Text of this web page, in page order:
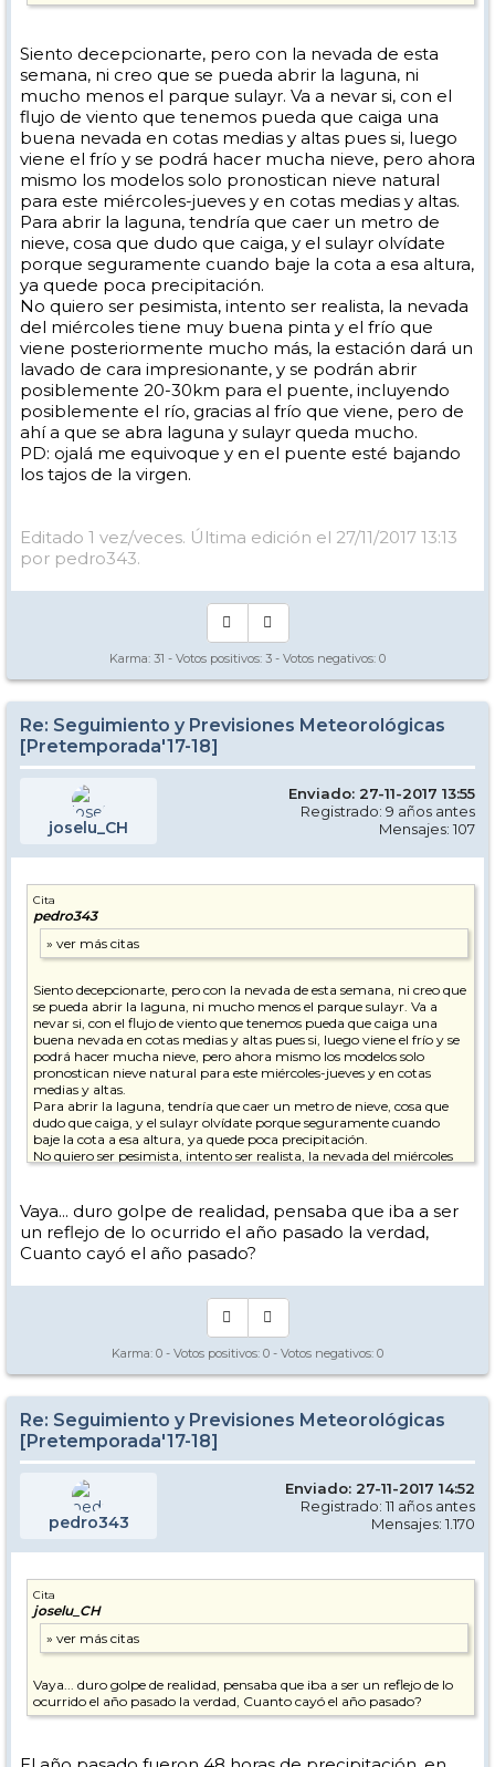
Siento decepcionarte, pero con la nevada de esta
semana, ni creo que se pueda abrir la laguna, ni
mucho menos el parque sulayr. Va a nevar si, con el
flujo de viento que tenemos pueda que caiga una
buena nevada en cotas medias y altas pues si, luego
viene el frío y se podrá hacer mucha nieve, pero ahora
mismo los modelos solo pronostican nieve natural
para este miércoles-jueves y en cotas medias y altas.
Para abrir la laguna, tendría que caer un metro de
nieve, cosa que dudo que caiga, y el sulayr olvídate
porque seguramente cuando baje la cota a esa altura,
ya quede poca precipitación.
No quiero ser pesimista, intento ser realista, la nevada
del miércoles tiene muy buena pinta y el frío que
viene posteriormente mucho más, la estación dará un
lavado de cara impresionante, y se podrán abrir
posiblemente 20-30km para el puente, incluyendo
posiblemente el río, gracias al frío que viene, pero de
ahí a que se abra laguna y sulayr queda mucho.
PD: ojalá me equivoque y en el puente esté bajando
los tajos de la virgen.
Editado 1 vez/veces. Última edición el 27/11/2017 13:13
por pedro343.
Karma: 31 - Votos positivos: 3 - Votos negativos: 0
Re: Seguimiento y Previsiones Meteorológicas
[Pretemporada'17-18]
joselu_CH
Enviado: 27-11-2017 13:55
Registrado: 9 años antes
Mensajes: 107
Cita
pedro343
Siento decepcionarte, pero con la nevada de esta semana, ni creo que
se pueda abrir la laguna, ni mucho menos el parque sulayr. Va a
nevar si, con el flujo de viento que tenemos pueda que caiga una
buena nevada en cotas medias y altas pues si, luego viene el frío y se
podrá hacer mucha nieve, pero ahora mismo los modelos solo
pronostican nieve natural para este miércoles-jueves y en cotas
medias y altas.
Para abrir la laguna, tendría que caer un metro de nieve, cosa que
dudo que caiga, y el sulayr olvídate porque seguramente cuando
baje la cota a esa altura, ya quede poca precipitación.
No quiero ser pesimista, intento ser realista, la nevada del miércoles
abrir posiblemente 20-30km para el puente, incluyendo
posiblemente el río, gracias al frío que viene, pero de ahí a que se abra
laguna y sulayr queda mucho.
PD: ojalá me equivoque y en el puente esté bajando los tajos de la
Vaya... duro golpe de realidad, pensaba que iba a ser
un reflejo de lo ocurrido el año pasado la verdad,
Cuanto cayó el año pasado?
Karma: 0 - Votos positivos: 0 - Votos negativos: 0
Re: Seguimiento y Previsiones Meteorológicas
[Pretemporada'17-18]
pedro343
Enviado: 27-11-2017 14:52
Registrado: 11 años antes
Mensajes: 1.170
Cita
joselu_CH
Vaya... duro golpe de realidad, pensaba que iba a ser un reflejo de lo
ocurrido el año pasado la verdad, Cuanto cayó el año pasado?